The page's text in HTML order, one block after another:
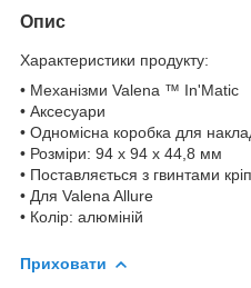
Опис
Характеристики продукту:
• Механізми Valena ™ In'Matic
• Аксесуари
• Одномісна коробка для
• Розміри: 94 x 94 x 44,8 мм
• Поставляється з гвинтами
• Для Valena Allure
• Колір: алюміній
Приховати